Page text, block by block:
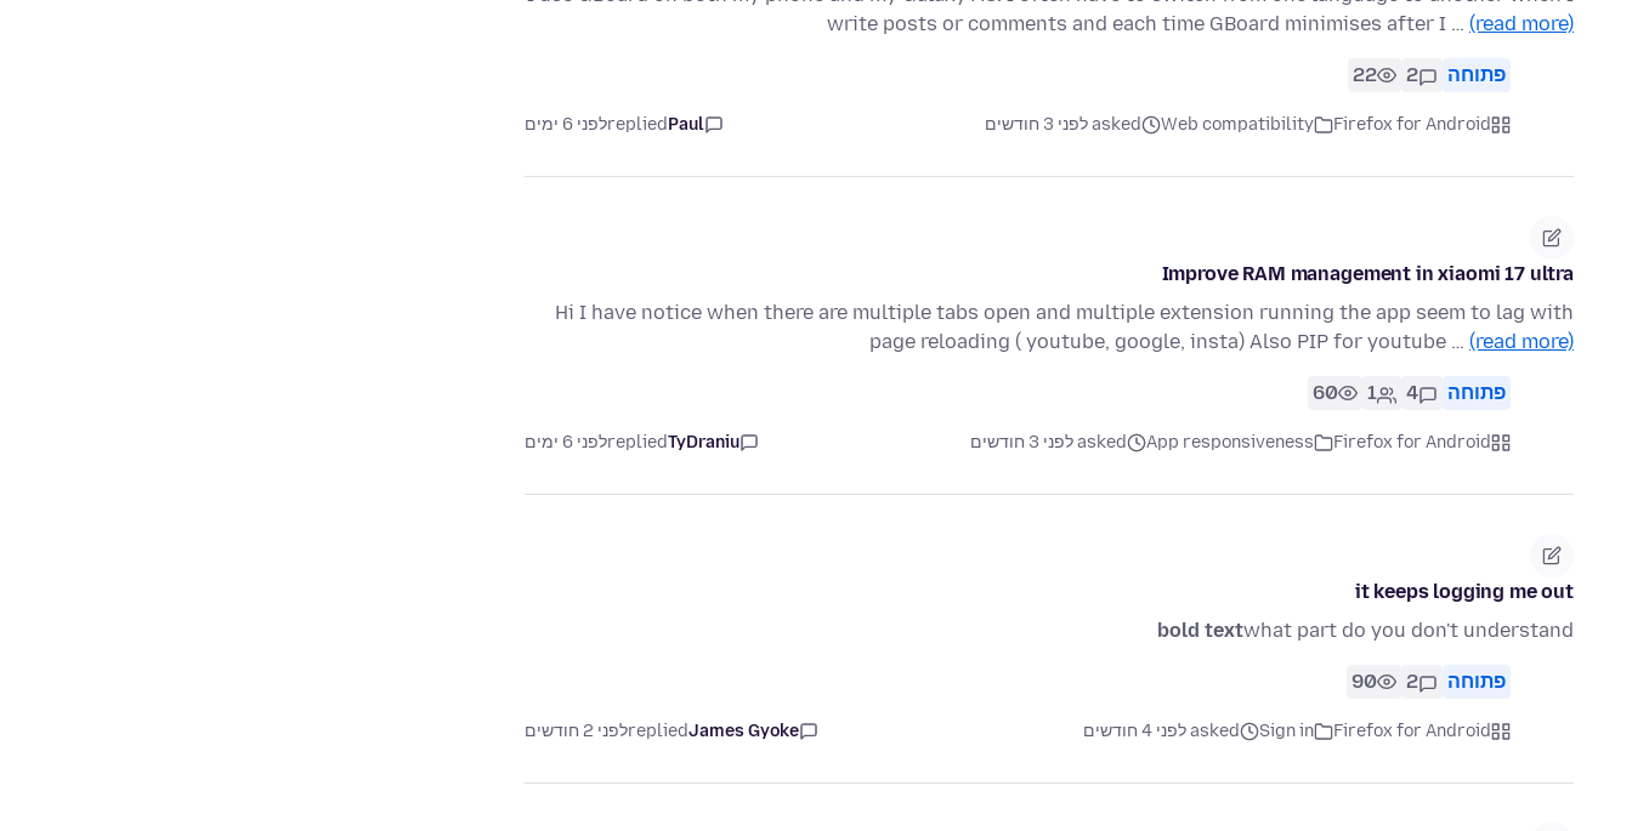
write posts or comments and each time GBoard minimises after I … (read more)
פתוחה 2
22
Firefox for Android
Web compatibility asked לפני 3 חודשים Paul
repliedלפני 6 ימים
Improve RAM management in xiaomi 17 ultra
Hi I have notice when there are multiple tabs open and multiple extension running the app seem to lag with
page reloading ( youtube, google, insta) Also PIP for youtube … (read more)
פתוחה 4
1
60
Firefox for Android
App responsiveness asked לפני 3 חודשים TyDraniu
repliedלפני 6 ימים
it keeps logging me out
bold textwhat part do you don't understand
פתוחה 2
90
Firefox for Android
Sign in asked לפני 4 חודשים James Gyoke
repliedלפני 2 חודשים